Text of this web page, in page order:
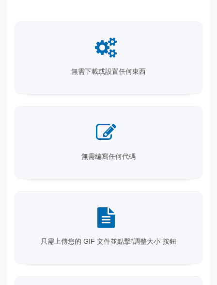
無需下載或設置任何東西
無需編寫任何代碼
只需上傳您的 GIF 文件並點擊“調整大小”按鈕